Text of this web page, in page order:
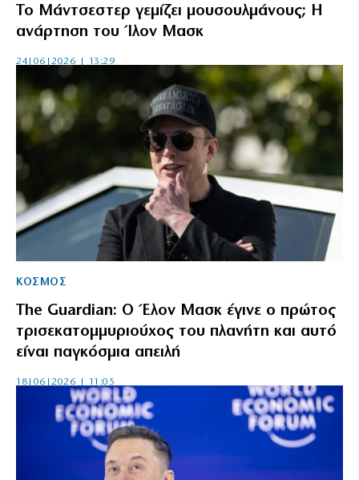
Το Μάντσεστερ γεμίζει μουσουλμάνους; Η
ανάρτηση του Ίλον Μασκ
24|06|2026 | 13:29
ΚΟΣΜΟΣ
The Guardian: Ο Έλον Μασκ έγινε ο πρώτος
τρισεκατομμυριούχος του πλανήτη και αυτό
είναι παγκόσμια απειλή
18|06|2026 | 11:05